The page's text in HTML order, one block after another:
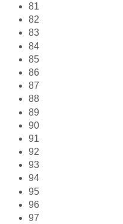
81
82
83
84
85
86
87
88
89
90
91
92
93
94
95
96
97